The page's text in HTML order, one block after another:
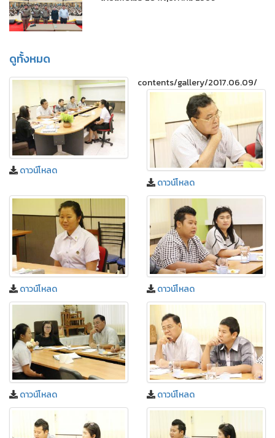
ดูทั้งหมด
contents/gallery/2017.06.09/
ดาวน์โหลด
ดาวน์โหลด
ดาวน์โหลด ดาวน์โหลด
ดาวน์โหลด ดาวน์โหลด